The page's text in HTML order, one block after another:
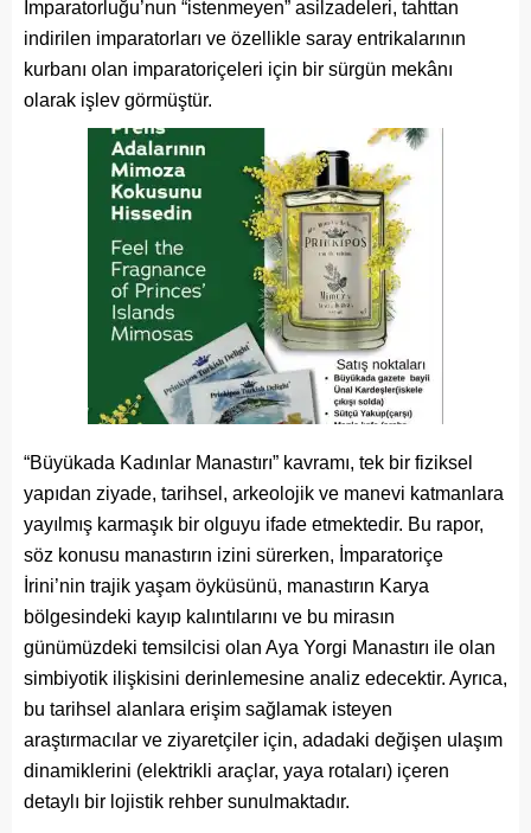
İmparatorluğu’nun “istenmeyen” asilzadeleri, tahttan
indirilen imparatorları ve özellikle saray entrikalarının
kurbanı olan imparatoriçeleri için bir sürgün mekânı
olarak işlev görmüştür.
“Büyükada Kadınlar Manastırı” kavramı, tek bir fiziksel
yapıdan ziyade, tarihsel, arkeolojik ve manevi katmanlara
yayılmış karmaşık bir olguyu ifade etmektedir. Bu rapor,
söz konusu manastırın izini sürerken, İmparatoriçe
İrini’nin trajik yaşam öyküsünü, manastırın Karya
bölgesindeki kayıp kalıntılarını ve bu mirasın
günümüzdeki temsilcisi olan Aya Yorgi Manastırı ile olan
simbiyotik ilişkisini derinlemesine analiz edecektir. Ayrıca,
bu tarihsel alanlara erişim sağlamak isteyen
araştırmacılar ve ziyaretçiler için, adadaki değişen ulaşım
dinamiklerini (elektrikli araçlar, yaya rotaları) içeren
detaylı bir lojistik rehber sunulmaktadır.